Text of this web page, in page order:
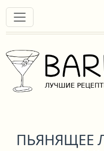
ПЬЯНЯЩЕЕ